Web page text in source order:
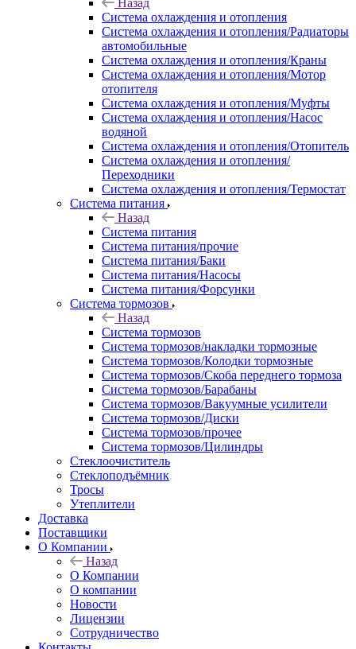
Назад
Система охлаждения и отопления
Система охлаждения и отопления/Радиаторы
автомобильные
Система охлаждения и отопления/Краны
Система охлаждения и отопления/Мотор
отопителя
Система охлаждения и отопления/Муфты
Система охлаждения и отопления/Насос
водяной
Система охлаждения и отопления/Отопитель
Система охлаждения и отопления/
Переходники
Система охлаждения и отопления/Термостат
Система питания
Назад
Система питания
Система питания/прочие
Система питания/Баки
Система питания/Насосы
Система питания/Форсунки
Система тормозов
Назад
Система тормозов
Система тормозов/накладки тормозные
Система тормозов/Колодки тормозные
Система тормозов/Скоба переднего тормоза
Система тормозов/Барабаны
Система тормозов/Вакуумные усилители
Система тормозов/Диски
Система тормозов/прочее
Система тормозов/Цилиндры
Стеклоочиститель
Стеклоподъёмник
Тросы
Утеплители
Доставка
Поставщики
О Компании
Назад
О Компании
О компании
Новости
Лицензии
Сотрудничество